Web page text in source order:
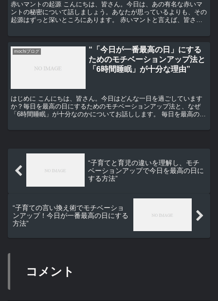
赤いマントの起源 こんにちは、皆さん。今日は、あの有名な赤いマ
ントの秘密について話しましょう。あなたが思っているよりも、その
起源はずっと深いところにあります。 赤いマントと言えば、皆さん
mochiブログ
“「今日が一番最高の日」にする
ためのモチベーションアップ法と
「6時間睡眠」が十分な理由”
はじめに こんにちは、皆さん。今日はどんな一日を過ごしています
か？毎日を最高の日にするためのモチベーションアップ法と、なぜ
「6時間睡眠」が十分なのかについてお話しします。 毎日を最高の日
“子育てと育児の違いを理解し、モチ
ベーションアップで今日を最高の日に
する方法”
“子育ての言い換え術でモチベーショ
ンアップ！今日が一番最高の日にする
方法”
コメント